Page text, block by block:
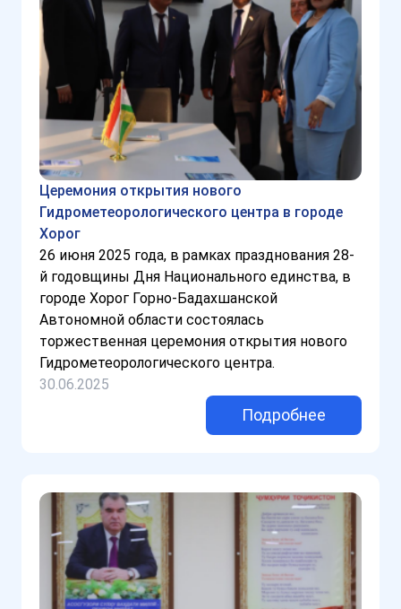
Церемония открытия нового
Гидрометеорологического центра в городе
Хорог
26 июня 2025 года, в рамках празднования 28-
й годовщины Дня Национального единства, в
городе Хорог Горно-Бадахшанской
Автономной области состоялась
торжественная церемония открытия нового
Гидрометеорологического центра.
30.06.2025
Подробнее